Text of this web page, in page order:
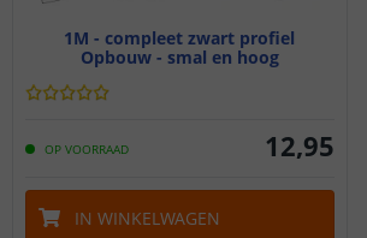
1M - compleet zwart profiel
Opbouw - smal en hoog
OP VOORRAAD 12,95
IN WINKELWAGEN